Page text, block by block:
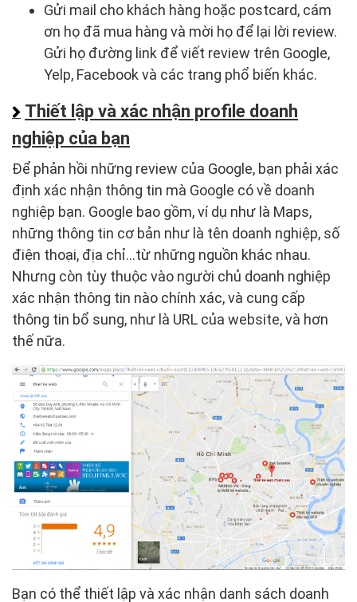
Gửi mail cho khách hàng hoặc postcard, cám
ơn họ đã mua hàng và mời họ để lại lời review.
Gửi họ đường link để viết review trên Google,
Yelp, Facebook và các trang phổ biến khác.
Thiết lập và xác nhận profile doanh
nghiệp của bạn
Để phản hồi những review của Google, bạn phải xác
định xác nhận thông tin mà Google có về doanh
nghiệp bạn. Google bao gồm, ví dụ như là Maps,
những thông tin cơ bản như là tên doanh nghiệp, số
điện thoại, địa chỉ…từ những nguồn khác nhau.
Nhưng còn tùy thuộc vào người chủ doanh nghiệp
xác nhận thông tin nào chính xác, và cung cấp
thông tin bổ sung, như là URL của website, và hơn
thế nữa.
Bạn có thể thiết lập và xác nhận danh sách doanh